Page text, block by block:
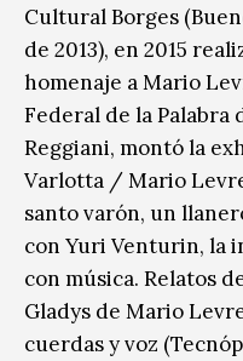
Cultural Borges
de 2013), en 2015
homenaje a Mario
Federal de la
Reggiani, montó la
Varlotta / Mario
santo varón, un
con Yuri Venturin, la
con música. Relatos
Gladys de Mario
cuerdas y voz